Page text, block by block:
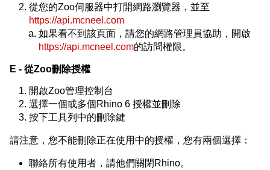
從您的Zoo伺服器中打開網路瀏覽器，並至
https://api.mcneel.com
如果看不到該頁面，請您的網路管理員協助，開啟
https://api.mcneel.com的訪問權限。
E - 從Zoo刪除授權
開啟Zoo管理控制台
選擇一個或多個Rhino 6 授權並刪除
按下工具列中的刪除鍵
請注意，您不能刪除正在使用中的授權，您有兩個選擇：
聯絡所有使用者，請他們關閉Rhino。